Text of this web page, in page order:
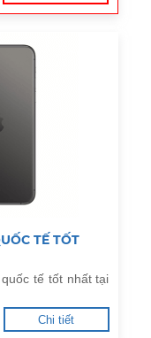
TẾ TỐT
tế tốt nhất tại
Chi tiết